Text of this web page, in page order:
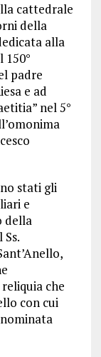
cattedrale
della
alla
150°
padre
e ad
nel 5°
stati gli
e
della
che
con cui